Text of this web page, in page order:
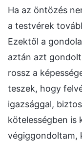
Ha az öntözés
a testvérek
Ezektől a
aztán azt
rossz a
teszek, hogy
igazsággal,
kötelességben is
végiggondoltam,